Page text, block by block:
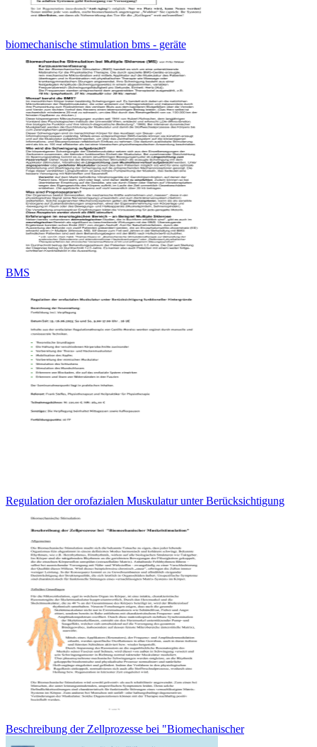
biomechanische stimulation bms - geräte
BMS
Regulation der orofazialen Muskulatur unter Berücksichtigung
Beschreibung der Zellprozesse bei "Biomechanischer